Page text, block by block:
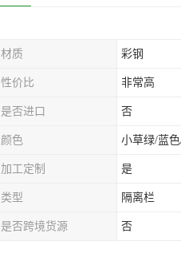
材质 彩钢
性价比 非常高
是否进口 否
颜色 小草绿/蓝
加工定制 是
类型 隔离栏
是否跨境货源 否